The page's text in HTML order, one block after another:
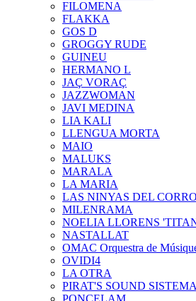
FILOMENA
FLAKKA
GOS D
GROGGY RUDE
GUINEU
HERMANO L
JAÇ VORAÇ
JAZZWOMAN
JAVI MEDINA
LIA KALI
LLENGUA MORTA
MAIO
MALUKS
MARALA
LA MARIA
LAS NINYAS DEL CORRO
MILENRAMA
NOELIA LLORENS
NASTALLAT
OMAC Orquestra de
OVIDI4
LA OTRA
PIRAT'S SOUND SISTEMA
PONCELAM